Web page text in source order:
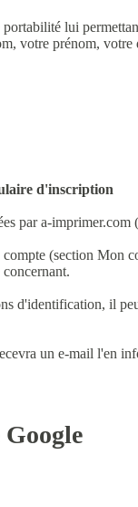
lui
votre prénom, votre
d'inscription
par a-
compte (section Mon
d'identification, il
un e-mail l'en